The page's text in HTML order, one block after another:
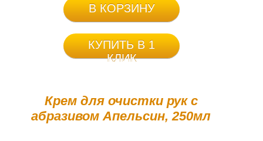
Крем для очистки рук с
абразивом Апельсин, 250мл
В КОРЗИНУ
КУПИТЬ В 1
КЛИК